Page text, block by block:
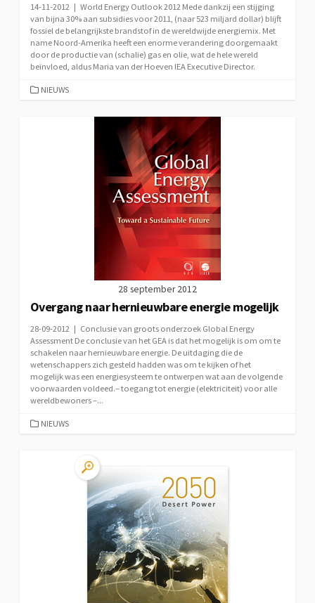
14-11-2012 | World Energy Outlook 2012 Mede dankzij een stijging
van bijna 30% aan subsidies voor 2011, (naar 523 miljard dollar) blijft
fossiel de belangrijkste brandstof in de wereldwijde energiemix. Met
name Noord-Amerika heeft een enorme verandering doorgemaakt
door de productie van (schalie) gas en olie, wat de hele wereld
beïnvloed, aldus Maria van der Hoeven IEA Executive Director.
CATEGORIEËN
NIEUWS
28 september 2012
Overgang naar hernieuwbare energie mogelijk
28-09-2012 | Conclusie van groots onderzoek Global Energy
Assessment De conclusie van het GEA is dat het mogelijk is om om te
schakelen naar hernieuwbare energie. De uitdaging die de
wetenschappers zich gesteld hadden was om te kijken of het
mogelijk was een energiesysteem te ontwerpen wat aan de volgende
voorwaarden voldeed.– toegang tot energie (elektriciteit) voor alle
wereldbewoners –...
CATEGORIEËN
NIEUWS